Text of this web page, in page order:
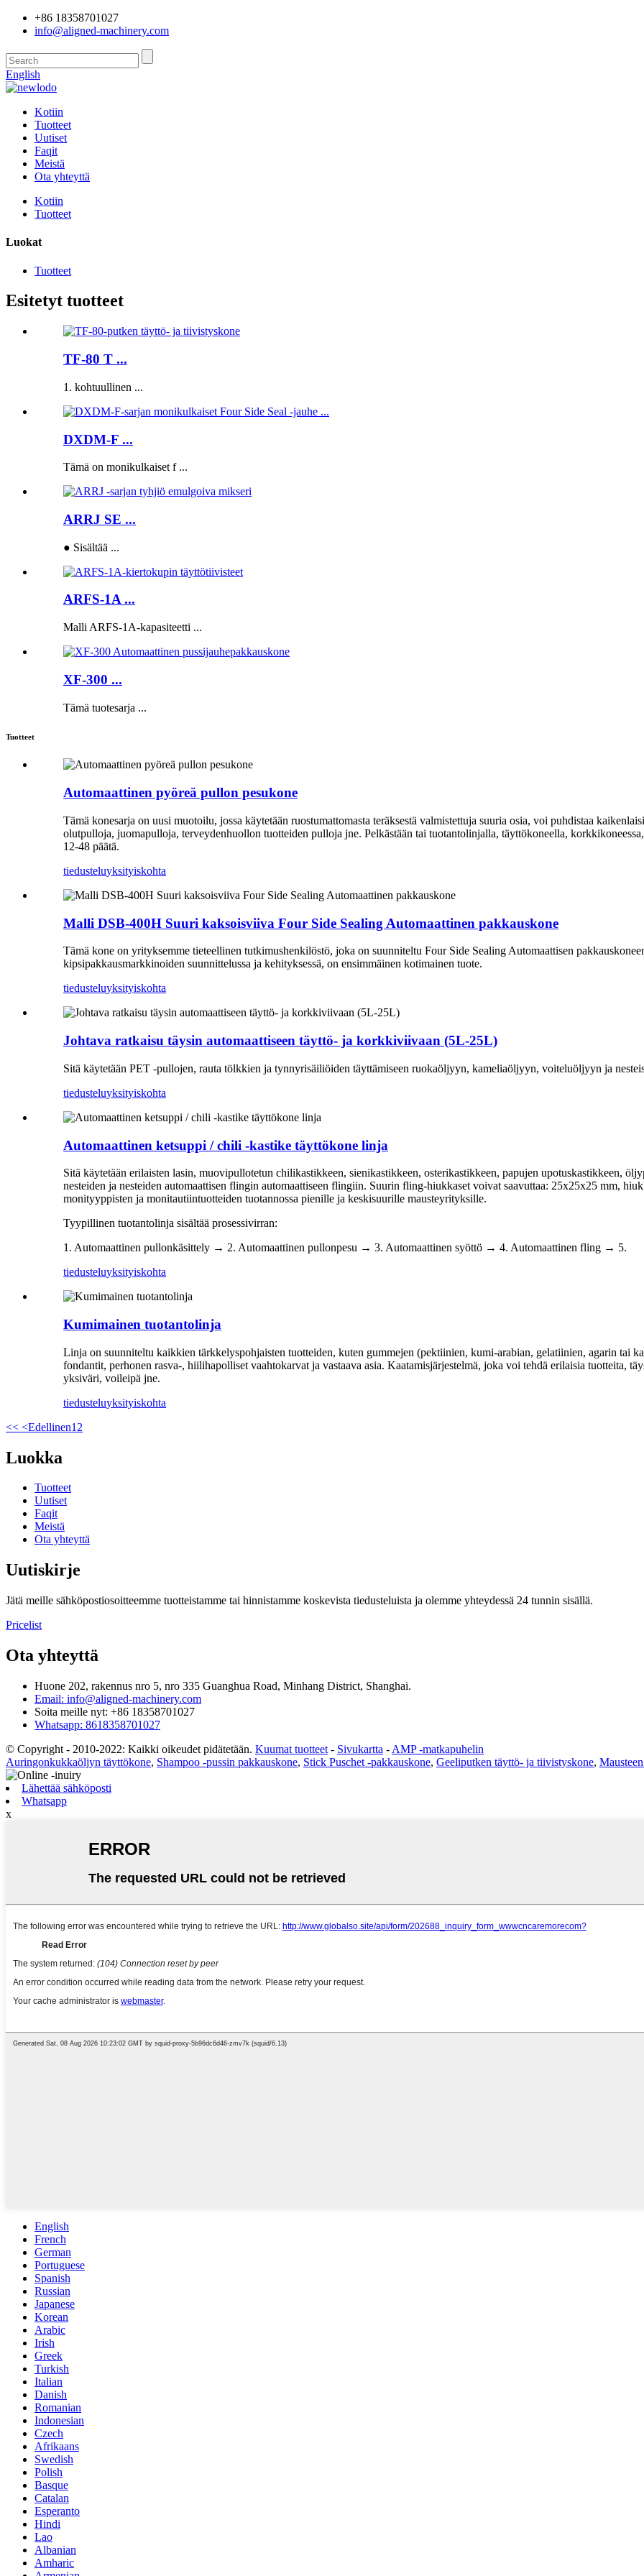
+86 18358701027
info@aligned-machinery.com
English
Kotiin
Tuotteet
Uutiset
Faqit
Meistä
Ota yhteyttä
Kotiin
Tuotteet
Luokat
Tuotteet
Esitetyt tuotteet
TF-80 T ...
1. kohtuullinen ...
DXDM-F ...
Tämä on monikulkaiset f ...
ARRJ SE ...
● Sisältää ...
ARFS-1A ...
Malli ARFS-1A-kapasiteetti ...
XF-300 ...
Tämä tuotesarja ...
Tuotteet
Automaattinen pyöreä pullon pesukone
Tämä konesarja on uusi muotoilu, jossa käytetään ruostumattomasta teräksestä valmistettuja suuria osia, voi puhdistaa
olutpulloja, juomapulloja, terveydenhuollon tuotteiden pulloja jne. Pelkästään tai tuotantolinjalla, täyttökoneella,
12-48 päätä.
tiedusteluyksityiskohta
Malli DSB-400H Suuri kaksoisviiva Four Side Sealing Automaattinen pakkauskone
Tämä kone on yrityksemme tieteellinen tutkimushenkilöstö, joka on suunniteltu Four Side Sealing Automaattisen
kipsipakkausmarkkinoiden suunnittelussa ja kehityksessä, on ensimmäinen kotimainen tuote.
tiedusteluyksityiskohta
Johtava ratkaisu täysin automaattiseen täyttö- ja korkkiviivaan (5L-25L)
Sitä käytetään PET -pullojen, rauta tölkkien ja tynnyrisäiliöiden täyttämiseen ruokaöljyyn, kameliaöljyyn, voiteluöljyyn ja
tiedusteluyksityiskohta
Automaattinen ketsuppi / chili -kastike täyttökone linja
Sitä käytetään erilaisten lasin, muovipullotetun chilikastikkeen, sienikastikkeen, osterikastikkeen, papujen upotuskastikkeen,
nesteiden ja nesteiden automaattisen flingin automaattiseen flingiin. Suurin fling-hiukkaset voivat saavuttaa: 25x25x25 mm,
monityyppisten ja monitautiintuotteiden tuotannossa pienille ja keskisuurille mausteyrityksille.
Tyypillinen tuotantolinja sisältää prosessivirran:
1. Automaattinen pullonkäsittely → 2. Automaattinen pullonpesu → 3. Automaattinen syöttö → 4. Automaattinen fling → 5.
tiedusteluyksityiskohta
Kumimainen tuotantolinja
Linja on suunniteltu kaikkien tärkkelyspohjaisten tuotteiden, kuten gummejen (pektiinien, kumi-arabian, gelatiinien, agarin tai
fondantit, perhonen rasva-, hiilihapolliset vaahtokarvat ja vastaava asia. Kaatamisjärjestelmä, joka voi tehdä erilaisia ​​tuotteita,
yksiväri, voileipä jne.
tiedusteluyksityiskohta
<< <Edellinen1 2
Luokka
Tuotteet
Uutiset
Faqit
Meistä
Ota yhteyttä
Uutiskirje
Jätä meille sähköpostiosoitteemme tuotteistamme tai hinnistamme koskevista tiedusteluista ja olemme yhteydessä 24 tunnin sisällä.
Pricelist
Ota yhteyttä
Huone 202, rakennus nro 5, nro 335 Guanghua Road, Minhang District, Shanghai.
Email: info@aligned-machinery.com
Soita meille nyt: +86 18358701027
Whatsapp: 8618358701027
© Copyright - 2010-2022: Kaikki oikeudet pidätetään. Kuumat tuotteet - Sivukartta - AMP -matkapuhelin
Auringonkukkaöljyn täyttökone, Shampoo -pussin pakkauskone, Stick Puschet -pakkauskone, Geeliputken täyttö- ja tiivistyskone,
Lähettää sähköposti
Whatsapp
x
English
French
German
Portuguese
Spanish
Russian
Japanese
Korean
Arabic
Irish
Greek
Turkish
Italian
Danish
Romanian
Indonesian
Czech
Afrikaans
Swedish
Polish
Basque
Catalan
Esperanto
Hindi
Lao
Albanian
Amharic